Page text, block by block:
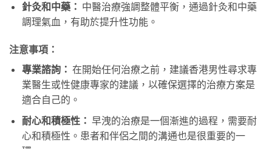
針灸和中藥： 中醫治療強調整體平衡，通過針灸和中藥
調理氣血，有助於提升性功能。
注意事項：
專業諮詢： 在開始任何治療之前，建議香港男性尋求專
業醫生或性健康專家的建議，以確保選擇的治療方案是
適合自己的。
耐心和積極性： 早洩的治療是一個漸進的過程，需要耐
心和積極性。患者和伴侶之間的溝通也是很重要的一